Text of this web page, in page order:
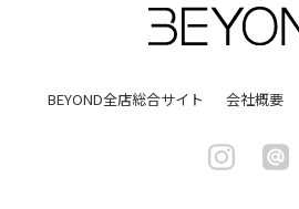
BEYOND全店総合サイト 会社概要